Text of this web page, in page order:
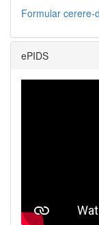
Formular cerere-
ePIDS